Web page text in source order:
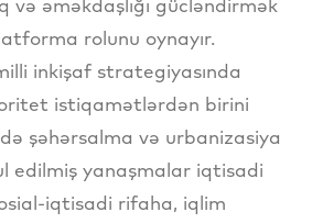
və əməkdaşlığı gücləndirmək
rolunu oynayır.
inkişaf strategiyasında
istiqamətlərdən birini
şəhərsalma və urbanizasiya
edilmiş yanaşmalar iqtisadi
iqtisadi rifaha, iqlim